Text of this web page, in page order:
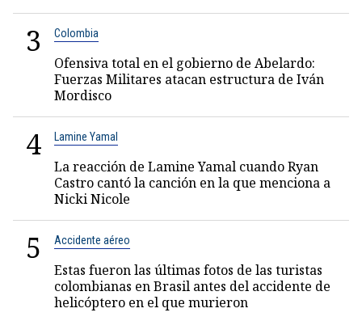
3 Colombia
Ofensiva total en el gobierno de Abelardo:
Fuerzas Militares atacan estructura de Iván
Mordisco
4 Lamine Yamal
La reacción de Lamine Yamal cuando Ryan
Castro cantó la canción en la que menciona a
Nicki Nicole
5 Accidente aéreo
Estas fueron las últimas fotos de las turistas
colombianas en Brasil antes del accidente de
helicóptero en el que murieron